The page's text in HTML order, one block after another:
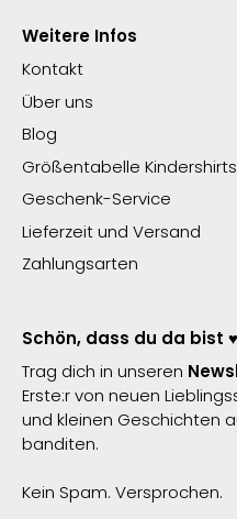
Weitere Infos
Kontakt
Über uns
Blog
Größentabelle Kindershirts
Geschenk-Service
Lieferzeit und Versand
Zahlungsarten
Schön, dass du da bist ♥️
Trag dich in unseren
Erste:r von neuen
und kleinen Geschichten
banditen.
Kein Spam. Versprochen.